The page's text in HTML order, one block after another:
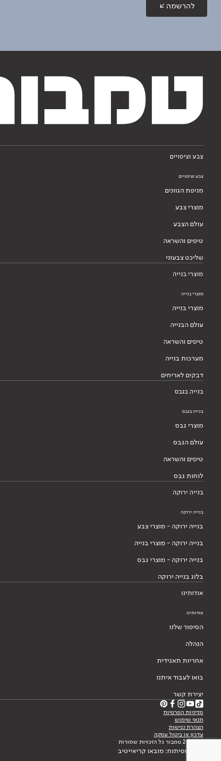
להרשמה
צבע וציפויים
צבע וציפויים
מניפת הגוונים
מוצרי צבע
עולם הצבע
טיפים והשראה
שליכט צבעוני
מוצרי בנייה
מוצרי בנייה
מוצרי בנייה
עולם הבנייה
טיפים והשראה
מערכות בנייה
דבקים לאריחים
בנייה בגבס
בנייה בגבס
מוצרי גבס
עולם הגבס
טיפים והשראה
לוחות גבס
בנייה ירוקה
בנייה ירוקה
בנייה ירוקה - מוצרי צבע
בנייה ירוקה - מוצרי בנייה
בנייה ירוקה - מוצרי גבס
בלוג בנייה ירוקה
אודותינו
אודותינו
הסיפור שלנו
הנהלה
אחריות תאגידית
בואו לעבוד איתנו
יצירת קשר
מדיניות הפרטיות
תנאי שימוש
הצהרת נגישות
עדכון או ביטול עסקה
© 2026 טמבור כל הזכויות שמורות
עיצוב ופיתוח: מובאו קריאייטיב